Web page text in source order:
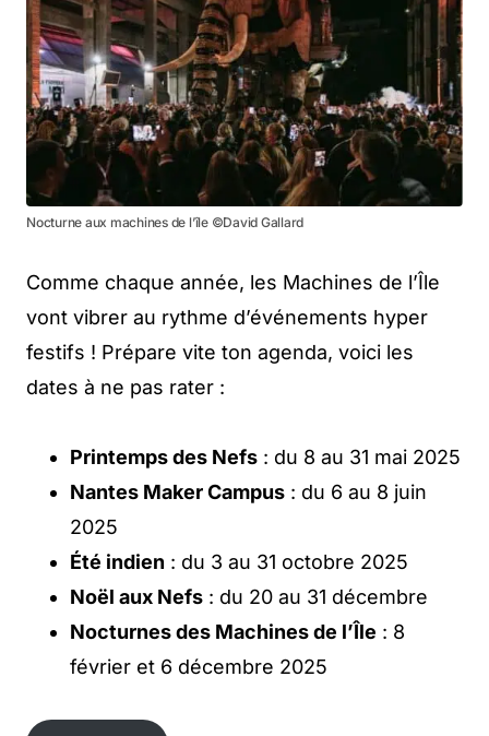
Nocturne aux machines de l’île ©David Gallard
Comme chaque année, les Machines de l’Île
vont vibrer au rythme d’événements hyper
festifs ! Prépare vite ton agenda, voici les
dates à ne pas rater :
Printemps des Nefs : du 8 au 31 mai 2025
Nantes Maker Campus : du 6 au 8 juin
2025
Été indien : du 3 au 31 octobre 2025
Noël aux Nefs : du 20 au 31 décembre
Nocturnes des Machines de l’Île : 8
février et 6 décembre 2025